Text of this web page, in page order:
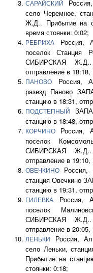
САРАЙСКИЙ
село Черемное,
Ж.Д.. Прибытие на
время стоянки: 0:02;
РЕБРИХА
Россия,
поселок Станция
СИБИРСКАЯ
отправление в
ПАНОВО
Россия,
разезд Паново
станцию в 18:31,
ПОДСТЕПНЫЙ
станцию в 18:48,
КОРЧИНО
Россия,
поселок
СИБИРСКАЯ
отправление в
ОВЕЧКИНО
Россия,
станция Овечкино
станцию в 19:31,
ГИЛЕВКА
Россия,
поселок
СИБИРСКАЯ
отправление в
ЛЕНЬКИ
Россия,
село Леньки,
Прибытие на
стоянки: 0:18;